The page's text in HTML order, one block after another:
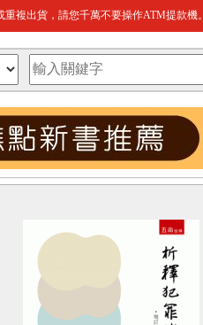
複出貨，請您千萬不要操作ATM提款機。